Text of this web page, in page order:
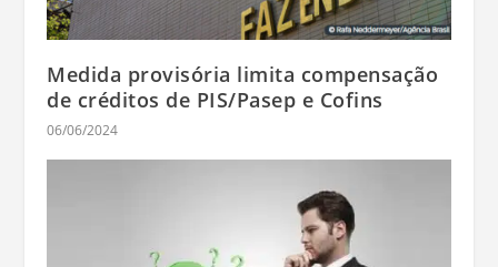
Medida provisória limita compensação
de créditos de PIS/Pasep e Cofins
06/06/2024